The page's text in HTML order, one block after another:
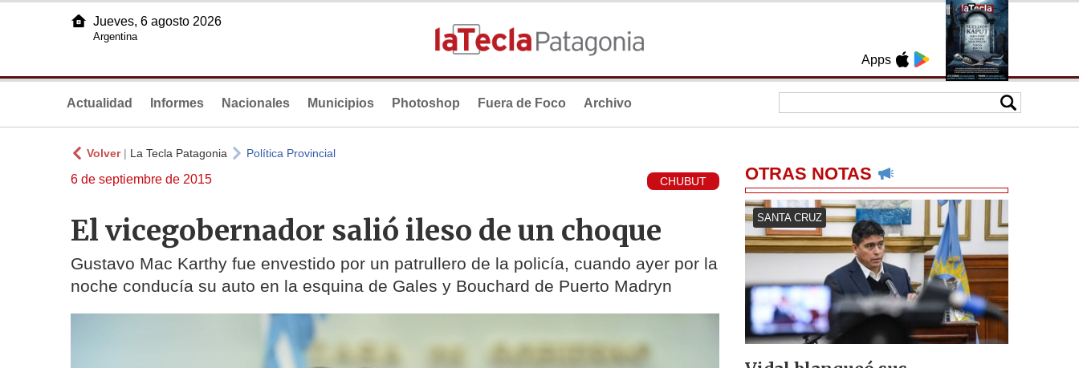
Apps
Jueves, 6 agosto 2026
Argentina
Actualidad Informes Nacionales Municipios Photoshop Fuera de Foco Archivo
Volver| La Tecla Patagonia Política Provincial
6 de septiembre de 2015 CHUBUT
El vicegobernador salió ileso de un choque
Gustavo Mac Karthy fue envestido por un patrullero de la policía, cuando ayer por la
noche conducía su auto en la esquina de Gales y Bouchard de Puerto Madryn
OTRAS NOTAS
SANTA CRUZ